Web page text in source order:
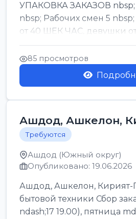
УПАКОВКА ЗАКАЗОВ nbsp;
nbsp; Рабочих смен 5
от 40 ШЕК ЧАС, девушки
БОНУСЫ 1500 ШЕК ...
85 просмотров
Ашдод, Ашкелон,
Требуются
Ашдод (Южный округ)
Опубликовано: 19.06.2026
Ашдод, Ашкелон, Кирият-
бытовой техники Сбор
ndash;17 19.00), пятница